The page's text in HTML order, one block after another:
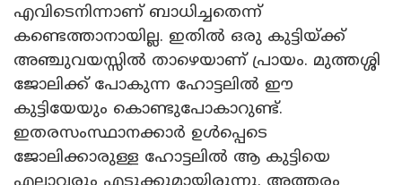
എവിടെനിന്നാണ് ബാധിച്ചതെന്ന്
കണ്ടെത്താനായില്ല. ഇതിൽ ഒരു കുട്ടിയ്ക്ക്
അഞ്ചുവയസ്സിൽ താഴെയാണ് പ്രായം. മുത്തശ്ശി
ജോലിക്ക് പോകുന്ന ഹോട്ടലിൽ ഈ
കുട്ടിയേയും കൊണ്ടുപോകാറുണ്ട്.
ഇതരസംസ്ഥാനക്കാർ ഉൾപ്പെടെ
ജോലിക്കാരുള്ള ഹോട്ടലിൽ ആ കുട്ടിയെ